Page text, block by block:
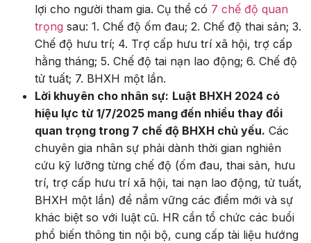
lợi cho người tham gia. Cụ thể có 7 chế độ quan
trọng sau: 1. Chế độ ốm đau; 2. Chế độ thai sản; 3.
Chế độ hưu trí; 4. Trợ cấp hưu trí xã hội, trợ cấp
hằng tháng; 5. Chế độ tai nạn lao động; 6. Chế độ
tử tuất; 7. BHXH một lần.
Lời khuyên cho nhân sự: Luật BHXH 2024 có
hiệu lực từ 1/7/2025 mang đến nhiều thay đổi
quan trọng trong 7 chế độ BHXH chủ yếu. Các
chuyên gia nhân sự phải dành thời gian nghiên
cứu kỹ lưỡng từng chế độ (ốm đau, thai sản, hưu
trí, trợ cấp hưu trí xã hội, tai nạn lao động, tử tuất,
BHXH một lần) để nắm vững các điểm mới và sự
khác biệt so với luật cũ. HR cần tổ chức các buổi
phổ biến thông tin nội bộ, cung cấp tài liệu hướng